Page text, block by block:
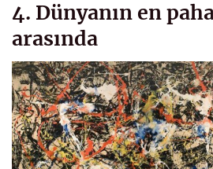
4. Dünyanın en
arasında